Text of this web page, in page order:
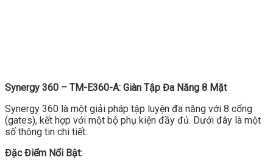
Synergy 360 – TM-E360-A: Giàn Tập Đa Năng 8 Mặt
Synergy 360 là một giải pháp tập luyện đa năng với 8 cổng
(gates), kết hợp với một bộ phụ kiện đầy đủ. Dưới đây là một
số thông tin chi tiết:
Đặc Điểm Nổi Bật: